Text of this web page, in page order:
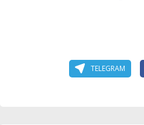
TELEGRAM